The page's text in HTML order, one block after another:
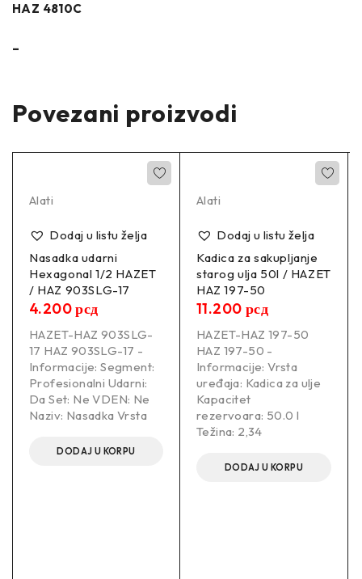
HAZ 4810C
–
Povezani proizvodi
Alati
Dodaj u listu želja
Nasadka udarni
Hexagonal 1/2 HAZET
/ HAZ 903SLG-17
4.200рсд
HAZET-HAZ 903SLG-
17 HAZ 903SLG-17 -
Informacije: Segment:
Profesionalni Udarni:
Da Set: Ne VDEN: Ne
Naziv: Nasadka Vrsta
DODAJ U KORPU
Alati
Dodaj u listu želja
Kadica za sakupljanje
starog ulja 50l / HAZET
HAZ 197-50
11.200 рсд
HAZET-HAZ 197-50
HAZ 197-50 -
Informacije: Vrsta
uređaja: Kadica za ulje
Kapacitet
rezervoara: 50.0 l
Težina: 2,34
DODAJ U KORPU